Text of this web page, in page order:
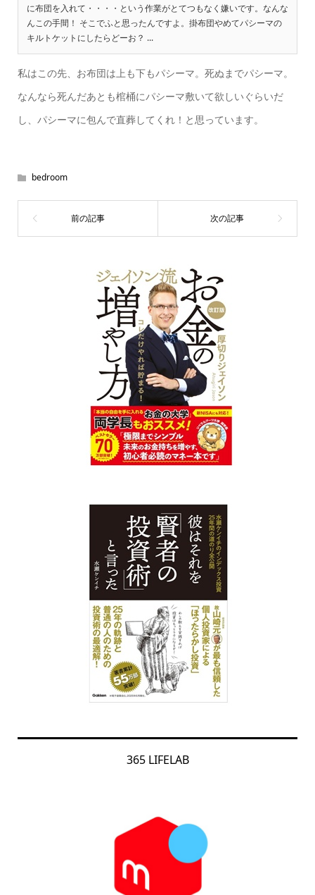
に布団を入れて・・・・という作業がとてつもなく嫌いです。なんな
んこの手間！ そこでふと思ったんですよ。掛布団やめてパシーマの
キルトケットにしたらどーお？ ...
私はこの先、お布団は上も下もパシーマ。死ぬまでパシーマ。
なんなら死んだあとも棺桶にパシーマ敷いて欲しいぐらいだ
し、パシーマに包んで直葬してくれ！と思っています。
bedroom
365 LIFELAB